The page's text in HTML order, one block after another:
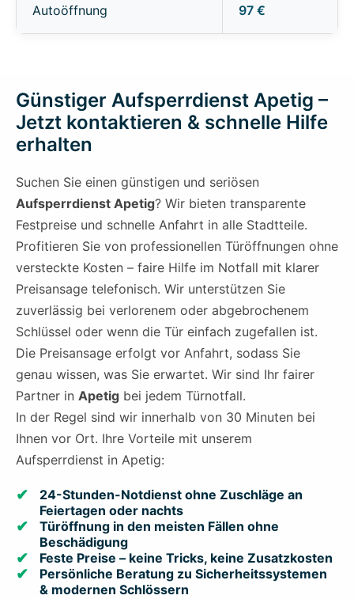
Autoöffnung 97 €
Günstiger Aufsperrdienst Apetig –
Jetzt kontaktieren & schnelle Hilfe
erhalten
Suchen Sie einen günstigen und seriösen
Aufsperrdienst Apetig? Wir bieten transparente
Festpreise und schnelle Anfahrt in alle Stadtteile.
Profitieren Sie von professionellen Türöffnungen ohne
versteckte Kosten – faire Hilfe im Notfall mit klarer
Preisansage telefonisch. Wir unterstützen Sie
zuverlässig bei verlorenem oder abgebrochenem
Schlüssel oder wenn die Tür einfach zugefallen ist.
Die Preisansage erfolgt vor Anfahrt, sodass Sie
genau wissen, was Sie erwartet. Wir sind Ihr fairer
Partner in Apetig bei jedem Türnotfall.
In der Regel sind wir innerhalb von 30 Minuten bei
Ihnen vor Ort. Ihre Vorteile mit unserem
Aufsperrdienst in Apetig:
24-Stunden-Notdienst ohne Zuschläge an
Feiertagen oder nachts
Türöffnung in den meisten Fällen ohne
Beschädigung
Feste Preise – keine Tricks, keine Zusatzkosten
Persönliche Beratung zu Sicherheitssystemen
& modernen Schlössern